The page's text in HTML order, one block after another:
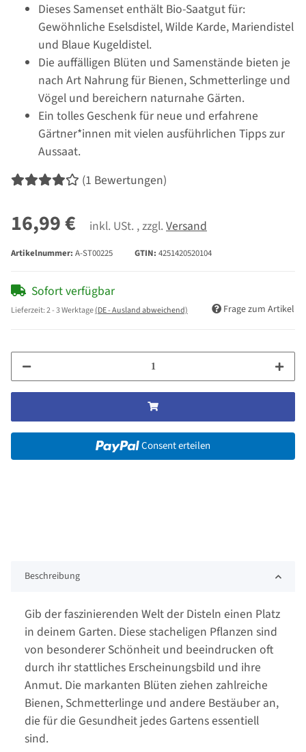
Dieses Samenset enthält Bio-Saatgut für:
Gewöhnliche Eselsdistel, Wilde Karde, Mariendistel
und Blaue Kugeldistel.
Die auffälligen Blüten und Samenstände bieten je
nach Art Nahrung für Bienen, Schmetterlinge und
Vögel und bereichern naturnahe Gärten.
Ein tolles Geschenk für neue und erfahrene
Gärtner*innen mit vielen ausführlichen Tipps zur
Aussaat.
(1 Bewertungen)
16,99 € inkl. USt. , zzgl. Versand
Artikelnummer: A-ST00225 GTIN: 4251420520104
Sofort verfügbar
Lieferzeit:2 - 3 Werktage(DE - Ausland abweichend) Frage zum Artikel
Consent erteilen
Beschreibung
Gib der faszinierenden Welt der Disteln einen Platz
in deinem Garten. Diese stacheligen Pflanzen sind
von besonderer Schönheit und beeindrucken oft
durch ihr stattliches Erscheinungsbild und ihre
Anmut. Die markanten Blüten ziehen zahlreiche
Bienen, Schmetterlinge und andere Bestäuber an,
die für die Gesundheit jedes Gartens essentiell
sind.